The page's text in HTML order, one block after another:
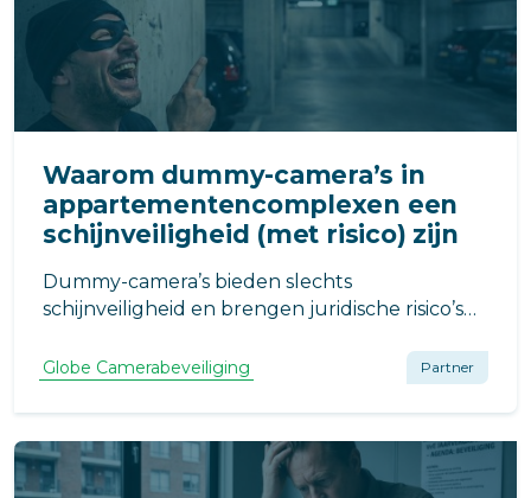
Waarom dummy-camera’s in
appartementencomplexen een
schijnveiligheid (met risico) zijn
Dummy-camera’s bieden slechts
schijnveiligheid en brengen juridische risico’s
af en u staat bij incidenten met lege handen.
Kies binnen uw VvE voor echte preventie en
betrouwbare bewijslast, geen nep-oplossing
Globe Camerabeveiliging Partner